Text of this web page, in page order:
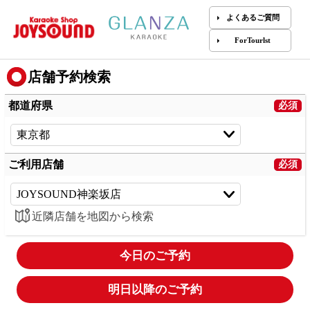
よくあるご質問
ForTourlst
店舗予約検索
都道府県
ご利用店舗
近隣店舗を地図から検索
今日のご予約
明日以降のご予約